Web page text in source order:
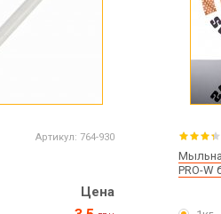
Артикул: 764-930
Цена
PRO-W